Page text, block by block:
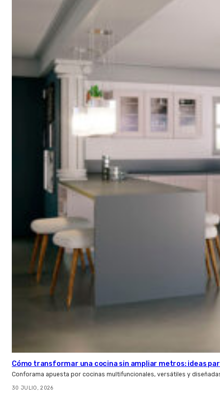
Cómo transformar una cocina sin ampliar metros: ideas
Conforama apuesta por cocinas multifuncionales, versátiles y
30 JULIO, 2026